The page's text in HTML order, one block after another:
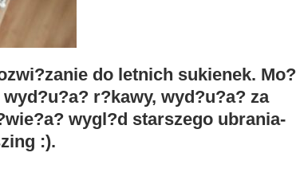
do letnich sukienek. Mo?
r?kawy, wyd?u?a? za
wygl?d starszego ubrania-
:).